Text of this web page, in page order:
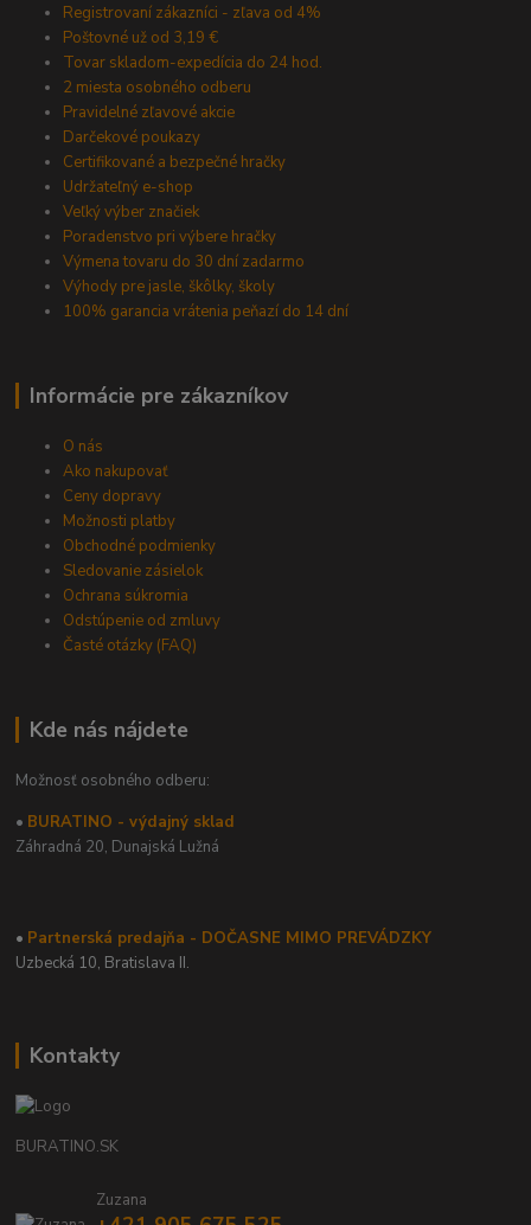
Registrovaní zákazníci - zľava od 4%
Poštovné už od 3,19 €
Tovar skladom-expedícia do 24 hod.
2 miesta osobného odberu
Pravidelné zľavové akcie
Darčekové poukazy
Certifikované a bezpečné hračky
Udržateľný e-shop
Veľký výber značiek
Poradenstvo pri výbere hračky
Výmena tovaru do 30 dní zadarmo
Výhody pre jasle, škôlky, školy
100% garancia vrátenia peňazí do 14 dní
Informácie pre zákazníkov
O nás
Ako nakupovať
Ceny dopravy
Možnosti platby
Obchodné podmienky
Sledovanie zásielok
Ochrana súkromia
Odstúpenie od zmluvy
Časté otázky (FAQ)
Kde nás nájdete
Možnosť osobného odberu:
• BURATINO - výdajný sklad
Záhradná 20, Dunajská Lužná
• Partnerská predajňa - DOČASNE MIMO PREVÁDZKY
Uzbecká 10, Bratislava II.
Kontakty
BURATINO.SK
Zuzana